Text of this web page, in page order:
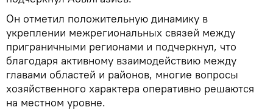
Он отметил положительную динамику в
укреплении межрегиональных связей между
приграничными регионами и подчеркнул, что
благодаря активному взаимодействию между
главами областей и районов, многие вопросы
хозяйственного характера оперативно решаются
на местном уровне.